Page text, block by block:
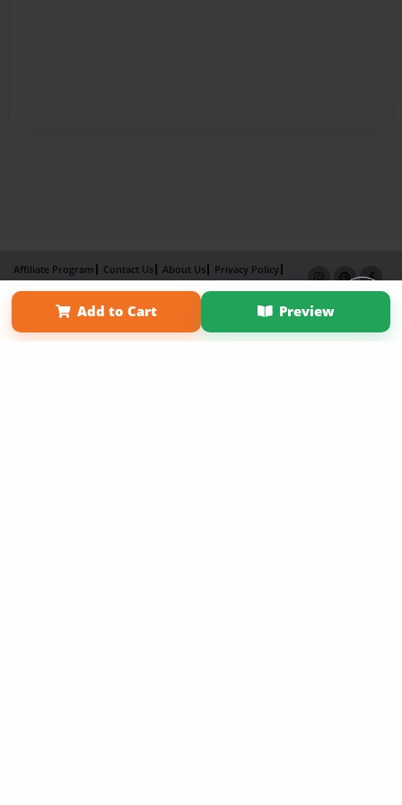
Add to Cart Preview
Affiliate Program Contact Us About Us
Privacy Policy
Term of Use
Why Bookemon